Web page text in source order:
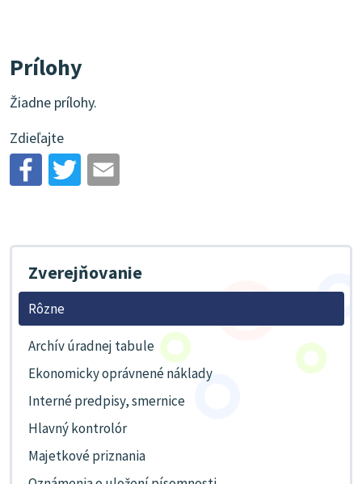
Prílohy
Žiadne prílohy.
Zdieľajte
Zverejňovanie
Rôzne
Archív úradnej tabule
Ekonomicky oprávnené náklady
Interné predpisy, smernice
Hlavný kontrolór
Majetkové priznania